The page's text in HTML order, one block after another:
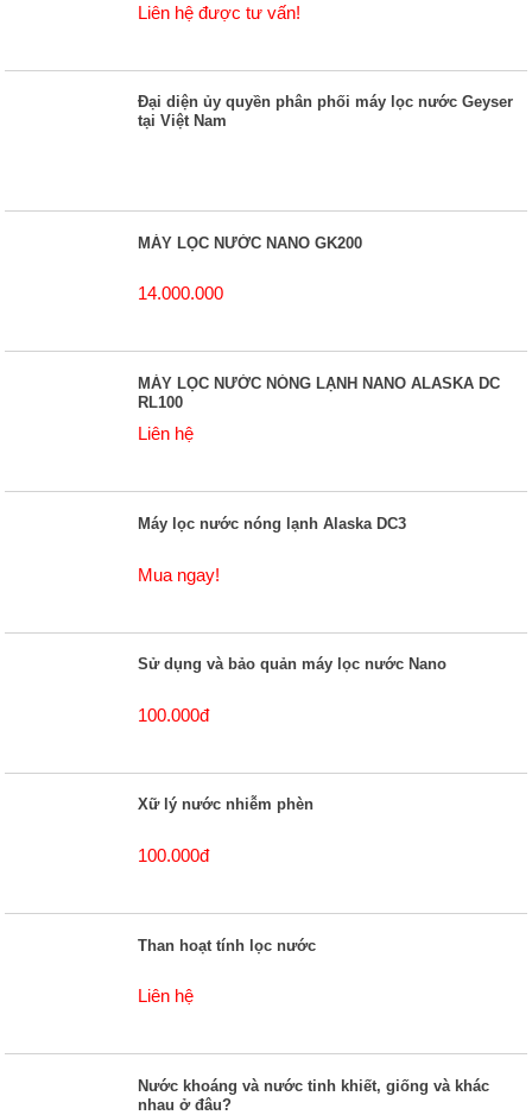
Liên hệ được tư vấn!
Đại diện ủy quyền phân phối máy lọc nước Geyser
tại Việt Nam
MÁY LỌC NƯỚC NANO GK200
14.000.000
MÁY LỌC NƯỚC NÓNG LẠNH NANO ALASKA DC
RL100
Liên hệ
Máy lọc nước nóng lạnh Alaska DC3
Mua ngay!
Sử dụng và bảo quản máy lọc nước Nano
100.000đ
Xữ lý nước nhiễm phèn
100.000đ
Than hoạt tính lọc nước
Liên hệ
Nước khoáng và nước tinh khiết, giống và khác
nhau ở đâu?